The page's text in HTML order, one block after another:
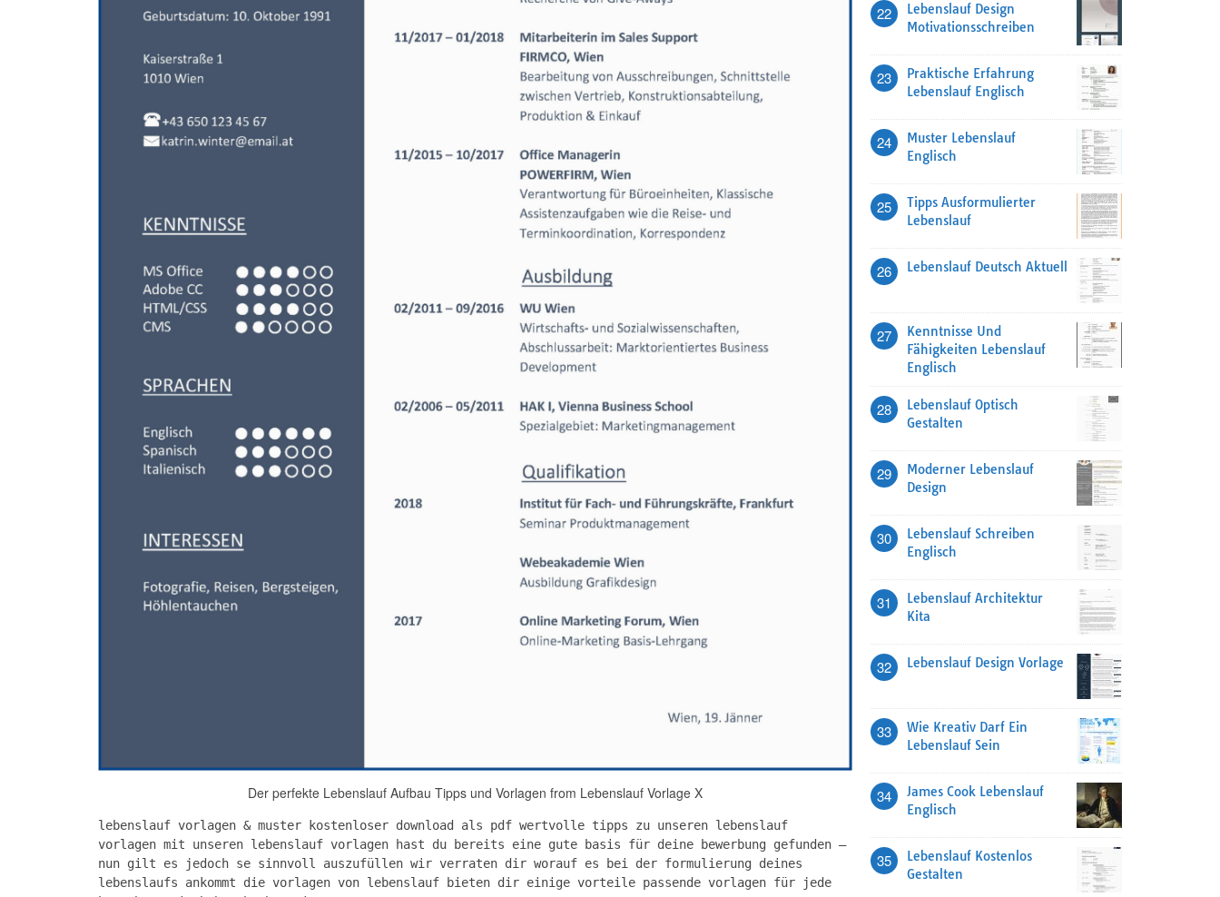
Der perfekte Lebenslauf Aufbau Tipps und Vorlagen from Lebenslauf Vorlage X
lebenslauf vorlagen & muster kostenloser download als pdf wertvolle tipps zu unseren lebenslauf
vorlagen mit unseren lebenslauf vorlagen hast du bereits eine gute basis für deine bewerbung gefunden –
nun gilt es jedoch se sinnvoll auszufüllen wir verraten dir worauf es bei der formulierung deines
lebenslaufs ankommt die vorlagen von lebenslauf bieten dir einige vorteile passende vorlagen für jede
22
Lebenslauf Design
Motivationsschreiben
23
Praktische Erfahrung
Lebenslauf Englisch
24
Muster Lebenslauf
Englisch
25
Tipps Ausformulierter
Lebenslauf
26 Lebenslauf Deutsch Aktuell
27
Kenntnisse Und
Fähigkeiten Lebenslauf
Englisch
28
Lebenslauf Optisch
Gestalten
29
Moderner Lebenslauf
Design
30
Lebenslauf Schreiben
Englisch
31
Lebenslauf Architektur
Kita
32 Lebenslauf Design Vorlage
33
Wie Kreativ Darf Ein
Lebenslauf Sein
34
James Cook Lebenslauf
Englisch
35
Lebenslauf Kostenlos
Gestalten